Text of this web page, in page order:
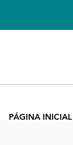
PÁGINA INICIAL